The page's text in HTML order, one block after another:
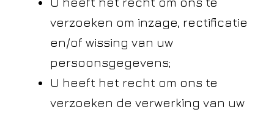
verzoeken om inzage, rectificatie
en/of wissing van uw
persoonsgegevens;
U heeft het recht om ons te
verzoeken de verwerking van uw